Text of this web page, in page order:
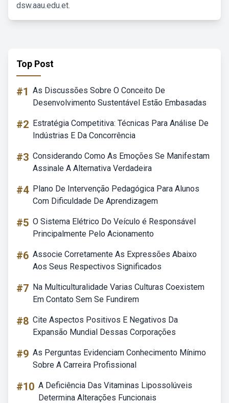
dsw.aau.edu.et.
Top Post
#1 As Discussões Sobre O Conceito De
Desenvolvimento Sustentável Estão Embasadas
#2 Estratégia Competitiva: Técnicas Para Análise De
Indústrias E Da Concorrência
#3 Considerando Como As Emoções Se Manifestam
Assinale A Alternativa Verdadeira
#4 Plano De Intervenção Pedagógica Para Alunos
Com Dificuldade De Aprendizagem
#5 O Sistema Elétrico Do Veículo é Responsável
Principalmente Pelo Acionamento
#6 Associe Corretamente As Expressões Abaixo
Aos Seus Respectivos Significados
#7 Na Multiculturalidade Varias Culturas Coexistem
Em Contato Sem Se Fundirem
#8 Cite Aspectos Positivos E Negativos Da
Expansão Mundial Dessas Corporações
#9 As Perguntas Evidenciam Conhecimento Mínimo
Sobre A Carreira Profissional
#10 A Deficiência Das Vitaminas Lipossolúveis
Determina Alterações Funcionais